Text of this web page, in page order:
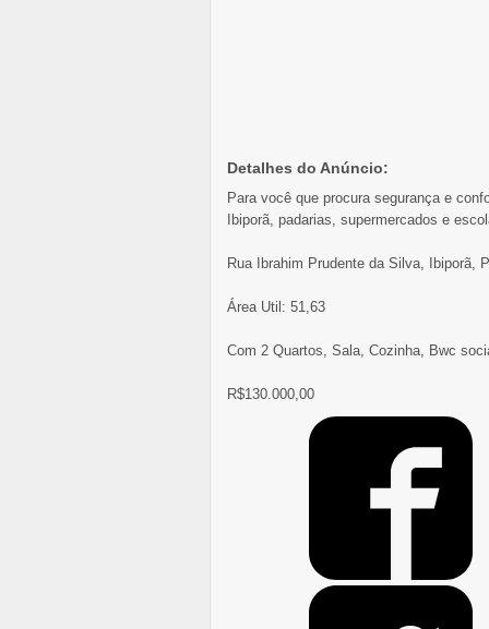
Detalhes do Anúncio:
Para você que procura segurança e
Ibiporã, padarias, supermercados e
Rua Ibrahim Prudente da Silva, Ibiporã,
Área Util: 51,63
Com 2 Quartos, Sala, Cozinha, Bwc
R$130.000,00